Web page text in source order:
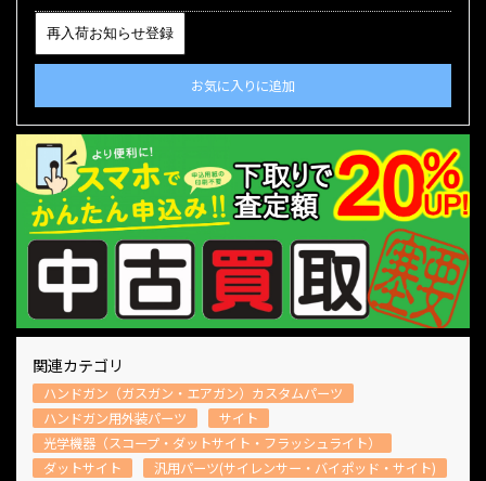
再入荷お知らせ登録
お気に入りに追加
関連カテゴリ
ハンドガン（ガスガン・エアガン）カスタムパーツ
ハンドガン用外装パーツ
サイト
光学機器（スコープ・ダットサイト・フラッシュライト）
ダットサイト
汎用パーツ(サイレンサー・バイポッド・サイト)